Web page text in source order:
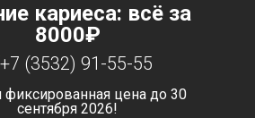
кариеса: всё за
8000₽
+7 (3532) 91-55-55
фиксированная цена до 30
сентября 2026!